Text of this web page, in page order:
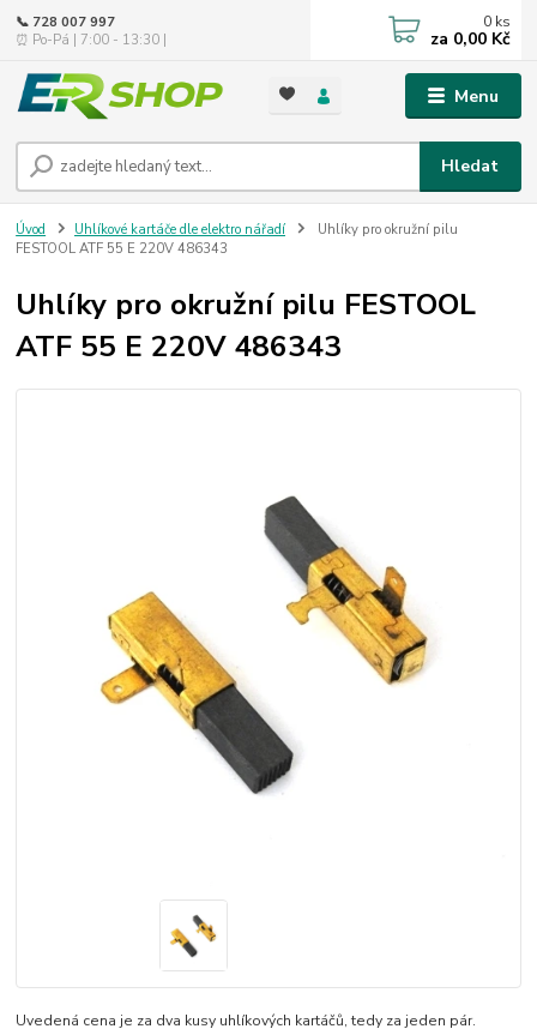
Menu
Hledat
📞 728 007 997
⏰ Po-Pá | 7:00 - 13:30 |
0 ks
za 0,00 Kč
Úvod Uhlíkové kartáče dle elektro nářadí
Uhlíky pro okružní pilu
FESTOOL ATF 55 E 220V 486343
Uhlíky pro okružní pilu FESTOOL
ATF 55 E 220V 486343
Uvedená cena je za dva kusy uhlíkových kartáčů, tedy za jeden pár.